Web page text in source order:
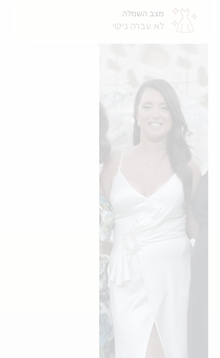
מצב השמלה
לא עברה ניקוי